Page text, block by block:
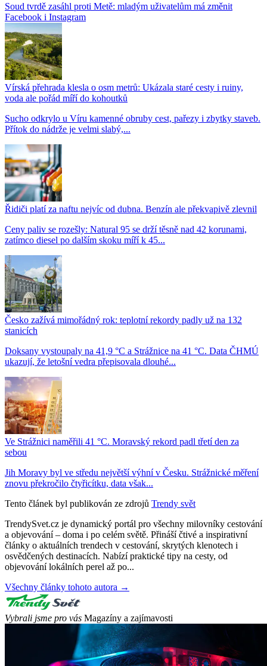
Soud tvrdě zasáhl proti Metě: mladým uživatelům má změnit
Facebook i Instagram
Vírská přehrada klesla o osm metrů: Ukázala staré cesty i ruiny,
voda ale pořád míří do kohoutků
Sucho odkrylo u Víru kamenné obruby cest, pařezy i zbytky staveb.
Přítok do nádrže je velmi slabý,...
Řidiči platí za naftu nejvíc od dubna. Benzín ale překvapivě zlevnil
Ceny paliv se rozešly: Natural 95 se drží těsně nad 42 korunami,
zatímco diesel po dalším skoku míří k 45...
Česko zažívá mimořádný rok: teplotní rekordy padly už na 132
stanicích
Doksany vystoupaly na 41,9 °C a Strážnice na 41 °C. Data ČHMÚ
ukazují, že letošní vedra přepisovala dlouhé...
Ve Strážnici naměřili 41 °C. Moravský rekord padl třetí den za
sebou
Jih Moravy byl ve středu největší výhní v Česku. Strážnické měření
znovu překročilo čtyřicítku, data však...
Tento článek byl publikován ze zdrojů Trendy svět
TrendySvet.cz je dynamický portál pro všechny milovníky cestování
a objevování – doma i po celém světě. Přináší čtivé a inspirativní
články o aktuálních trendech v cestování, skrytých klenotech i
osvědčených destinacích. Nabízí praktické tipy na cesty, od
objevování lokálních perel až po...
Všechny články tohoto autora →
Vybrali jsme pro vás Magazíny a zajímavosti